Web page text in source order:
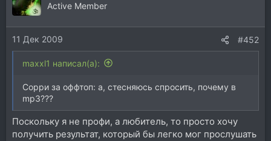
Active Member
11 Дек 2009 #452
maxxl1 написал(а):
Сорри за оффтоп: а, стесняюсь спросить, почему в
mp3???
Поскольку я не профи, а любитель, то просто хочу
получить результат, который бы легко мог прослушать